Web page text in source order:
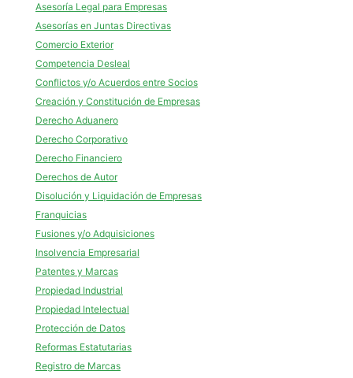
Asesoría Legal para Empresas
Asesorías en Juntas Directivas
Comercio Exterior
Competencia Desleal
Conflictos y/o Acuerdos entre Socios
Creación y Constitución de Empresas
Derecho Aduanero
Derecho Corporativo
Derecho Financiero
Derechos de Autor
Disolución y Liquidación de Empresas
Franquicias
Fusiones y/o Adquisiciones
Insolvencia Empresarial
Patentes y Marcas
Propiedad Industrial
Propiedad Intelectual
Protección de Datos
Reformas Estatutarias
Registro de Marcas